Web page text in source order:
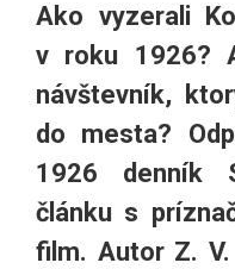
Ako vyzerali
v roku 1926?
návštevník,
do mesta?
1926 denník
článku s
film. Autor Z. V.